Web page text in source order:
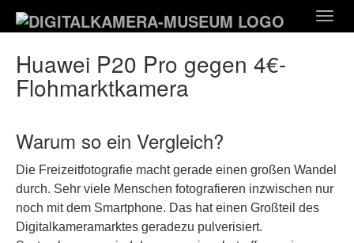
Hauptinhalt
Huawei P20 Pro gegen 4€-
Flohmarktkamera
Warum so ein Vergleich?
Die Freizeitfotografie macht gerade einen großen Wandel
durch. Sehr viele Menschen fotografieren inzwischen nur
noch mit dem Smartphone. Das hat einen Großteil des
Digitalkameramarktes geradezu pulverisiert.